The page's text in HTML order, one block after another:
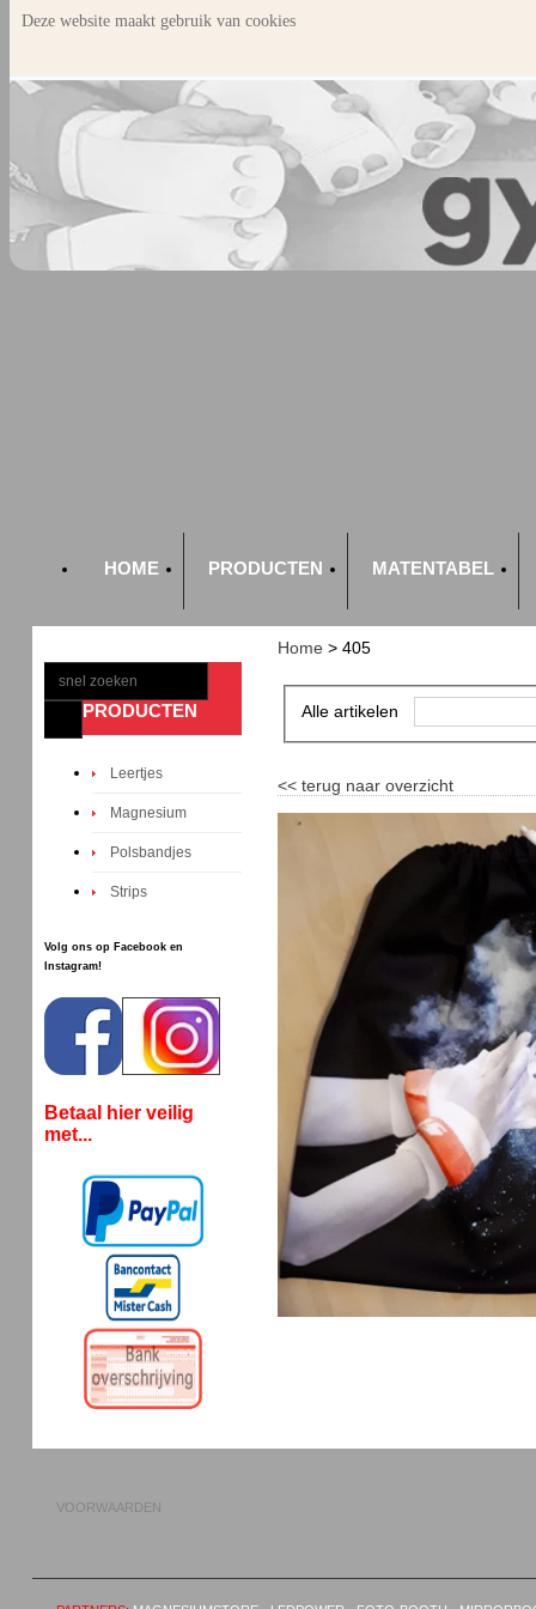
HOME PRODUCTEN MATENTABEL
PRODUCTEN
Leertjes
Magnesium
Polsbandjes
Strips
Volg ons op Facebook en
Instagram!
Betaal hier veilig
met...
Home> 405
Alle artikelen
<< terug naar overzicht
VOORWAARDEN
Deze website maakt gebruik van cookies